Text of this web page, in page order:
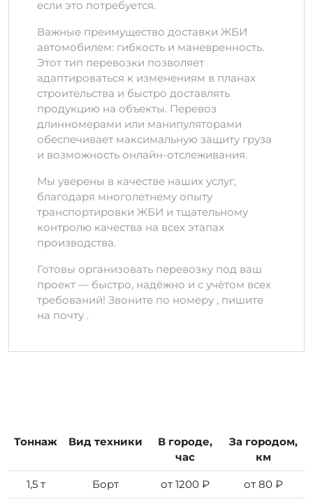
если это потребуется.
Важные преимущество доставки ЖБИ
автомобилем: гибкость и маневренность.
Этот тип перевозки позволяет
адаптироваться к изменениям в планах
строительства и быстро доставлять
продукцию на объекты. Перевоз
длинномерами или манипуляторами
обеспечивает максимальную защиту груза
и возможность онлайн-отслеживания.
Мы уверены в качестве наших услуг,
благодаря многолетнему опыту
транспортировки ЖБИ и тщательному
контролю качества на всех этапах
производства.
Готовы организовать перевозку под ваш
проект — быстро, надёжно и с учётом всех
требований! Звоните по номеру , пишите
на почту .
Тоннаж Вид техники
В городе,
час
За городом,
км
1,5 т Борт от 1200 ₽ от 80 ₽